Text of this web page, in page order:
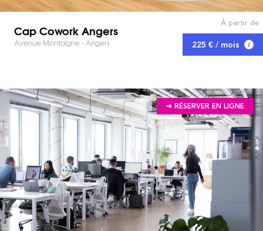
Cap Cowork Angers
Avenue Montaigne - Angers
À partir de
225 € / mois
➔ RÉSERVER EN LIGNE